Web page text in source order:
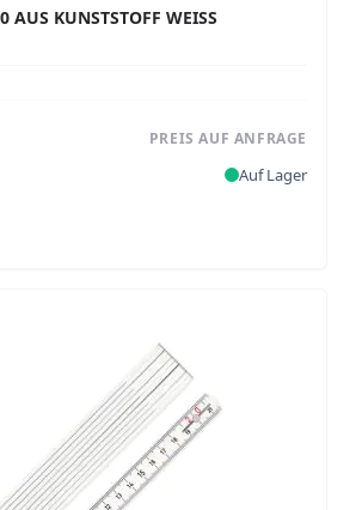
AUS KUNSTSTOFF WEISS
PREIS AUF ANFRAGE
Auf Lager